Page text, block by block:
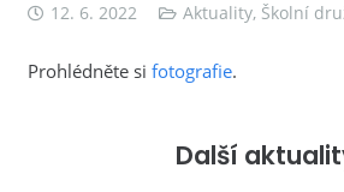
12. 6. 2022 Aktuality, Školní
Prohlédněte si fotografie.
Další